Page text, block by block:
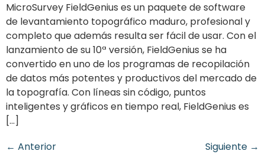
MicroSurvey FieldGenius es un paquete de software
de levantamiento topográfico maduro, profesional y
completo que además resulta ser fácil de usar. Con el
lanzamiento de su 10ª versión, FieldGenius se ha
convertido en uno de los programas de recopilación
de datos más potentes y productivos del mercado de
la topografía. Con líneas sin código, puntos
inteligentes y gráficos en tiempo real, FieldGenius es
[...]
← Anterior Siguiente →